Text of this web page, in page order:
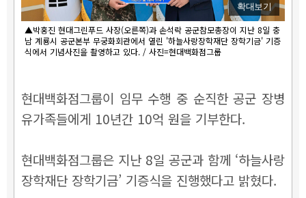
확대보기
▲박홍진 현대그린푸드 사장(오른쪽)과 손석락 공군참모총장이 지난 8일 충
남 계룡시 공군본부 무궁화회관에서 열린 '하늘사랑장학재단 장학기금' 기증
식에서 기념사진을 촬영하고 있다. / 사진=현대백화점그룹
현대백화점그룹이 임무 수행 중 순직한 공군 장병
유가족들에게 10년간 10억 원을 기부한다.
현대백화점그룹은 지난 8일 공군과 함께 ‘하늘사랑
장학재단 장학기금’ 기증식을 진행했다고 밝혔다.